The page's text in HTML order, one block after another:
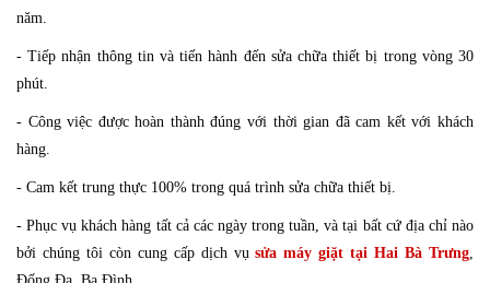
năm.
- Tiếp nhận thông tin và tiến hành đến sửa chữa thiết bị trong vòng 30
phút.
- Công việc được hoàn thành đúng với thời gian đã cam kết với khách
hàng.
- Cam kết trung thực 100% trong quá trình sửa chữa thiết bị.
- Phục vụ khách hàng tất cả các ngày trong tuần, và tại bất cứ địa chỉ nào
bởi chúng tôi còn cung cấp dịch vụsửa máy giặt tại Hai Bà Trưng